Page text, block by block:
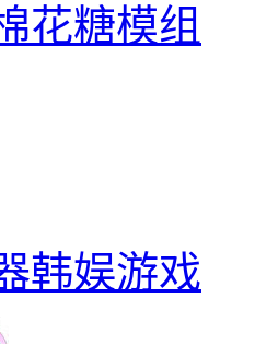
花糖模组
韩娱游戏